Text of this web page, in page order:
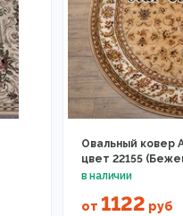
Овальный ковер
цвет 22155
от 1122 руб